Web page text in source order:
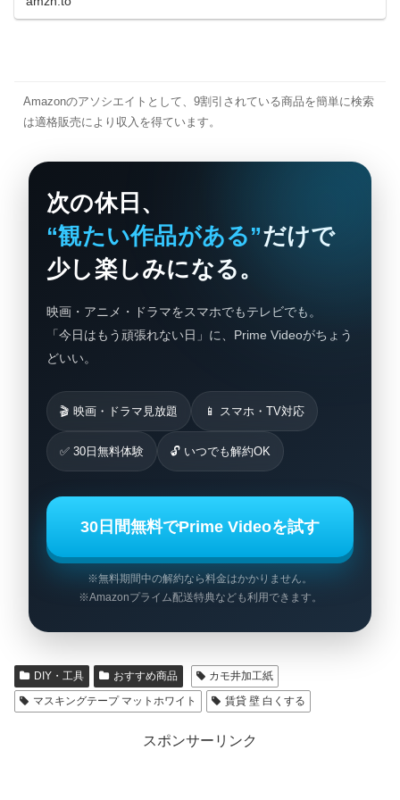
Amazonのアソシエイトとして、9割引されている商品を簡単に検索
は適格販売により収入を得ています。
次の休日、
“観たい作品がある”だけで
少し楽しみになる。
映画・アニメ・ドラマをスマホでもテレビでも。
「今日はもう頑張れない日」に、Prime Videoがちょう
どいい。
🎬 映画・ドラマ見放題 📱 スマホ・TV対応
✅ 30日無料体験 🔓 いつでも解約OK
30日間無料でPrime Videoを試す
※無料期間中の解約なら料金はかかりません。
※Amazonプライム配送特典なども利用できます。
DIY・工具 おすすめ商品
カモ井加工紙
マスキングテープ マットホワイト
賃貸 壁 白くする
スポンサーリンク